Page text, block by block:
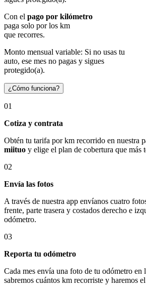
Con el pago por kilómetro
paga solo por los km
que recorres.
Monto mensual variable: Si no usas tu
auto, ese mes no pagas y sigues
protegido(a).
¿Cómo funciona?
01
Cotiza y contrata
Obtén tu tarifa por km recorrido en nuestra
miituo y elige el plan de cobertura que más
02
Envía las fotos
A través de nuestra app envíanos cuatro
frente, parte trasera y costados derecho e
odómetro.
03
Reporta tu odómetro
Cada mes envía una foto de tu odómetro en
sabremos cuántos km recorriste y haremos